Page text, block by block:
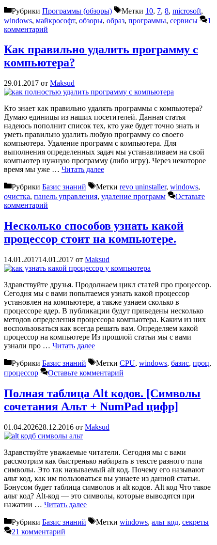
Рубрики Программы (обзоры) Метки 10, 7, 8, microsoft,
windows, майкрософт, обзоры, образ, программы, сервисы
1
комментарий
Как правильно удалить программу с
компьютера?
29.01.2017 от Maksud
Кто знает как правильно удалять программы с компьютера?
Думаю единицы из наших посетителей. Данная статья
надеюсь пополнит список тех, кто уже будет точно знать и
уметь правильно удалить любую программу со своего
компьютера. Удаление программ с компьютера. Для
выполнения определенных задач мы устанавливаем на свой
компьютер нужную программу (либо игру). Через некоторое
время мы уже … Читать далее
Рубрики Базис знаний Метки revo uninstaller, windows,
очистка, панель управления, удаление программ
Оставьте
комментарий
Несколько способов узнать какой
процессор стоит на компьютере.
14.01.201714.01.2017 от Maksud
Здравствуйте друзья. Продолжаем цикл статей про процессор.
Сегодня мы с вами попытаемся узнать какой процессор
установлен на компьютере, а также узнаем сколько в
процессоре ядер. В публикации будут приведены несколько
методов определения процессора компьютера. Каким из них
воспользоваться как всегда решать вам. Определяем какой
процессор на компьютере Из прошлой статьи мы с вами
узнали про … Читать далее
Рубрики Базис знаний Метки CPU, windows, базис, проц,
процессор
Оставьте комментарий
Полная таблица Alt кодов. [Символы
сочетания Альт + NumPad цифр]
01.04.202628.12.2016 от Maksud
Здравствуйте уважаемые читатели. Сегодня мы с вами
рассмотрим как быстренько набирать в тексте разного типа
символы. Это так называемый alt код. Почему его называют
альт код, как им пользоваться вы узнаете из данной статьи.
Бонусом будет таблица символов и alt кодов. Alt код Что такое
альт код? Alt-код — это символы, которые выводятся при
нажатии … Читать далее
Рубрики Базис знаний Метки windows, альт код, секреты
21 комментарий